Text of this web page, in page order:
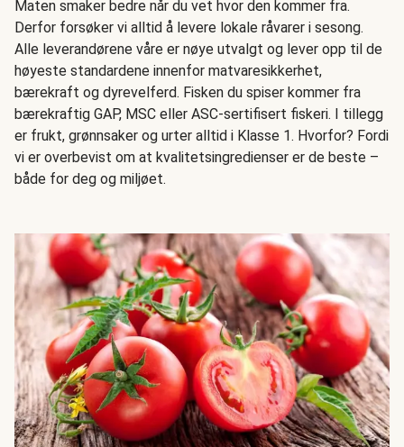
Maten smaker bedre når du vet hvor den kommer fra.
Derfor forsøker vi alltid å levere lokale råvarer i sesong.
Alle leverandørene våre er nøye utvalgt og lever opp til de
høyeste standardene innenfor matvaresikkerhet,
bærekraft og dyrevelferd. Fisken du spiser kommer fra
bærekraftig GAP, MSC eller ASC-sertifisert fiskeri. I tillegg
er frukt, grønnsaker og urter alltid i Klasse 1. Hvorfor? Fordi
vi er overbevist om at kvalitetsingredienser er de beste –
både for deg og miljøet.